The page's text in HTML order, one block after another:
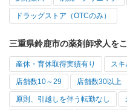
ドラッグストア（OTCのみ）
三重県鈴鹿市の薬剤師求人を
産休・育休取得実績有り ス
店舗数10～29 店舗数30以上
原則、引越しを伴う転勤なし